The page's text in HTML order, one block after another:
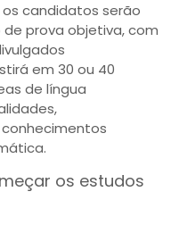
candidatos serão
prova objetiva, com
em 30 ou 40
de língua
os estudos